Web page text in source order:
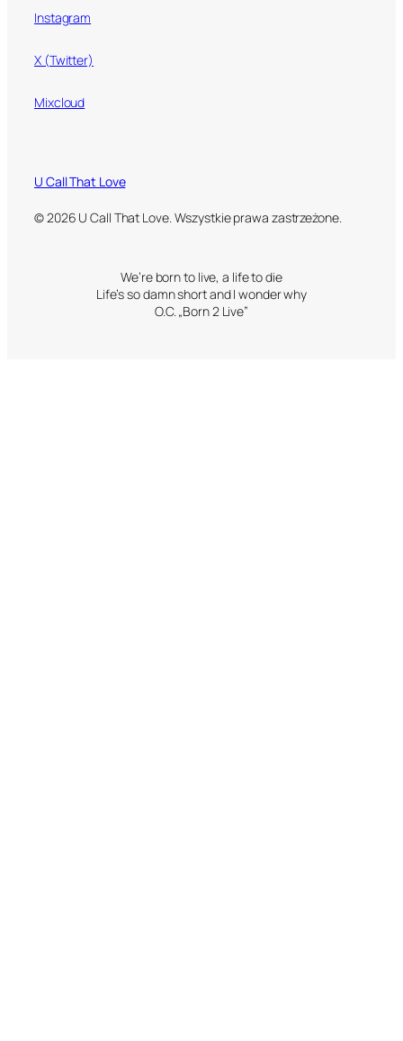
Instagram
X (Twitter)
Mixcloud
U Call That Love
© 2026 U Call That Love. Wszystkie prawa zastrzeżone.
We’re born to live, a life to die
Life’s so damn short and I wonder why
O.C. „Born 2 Live”